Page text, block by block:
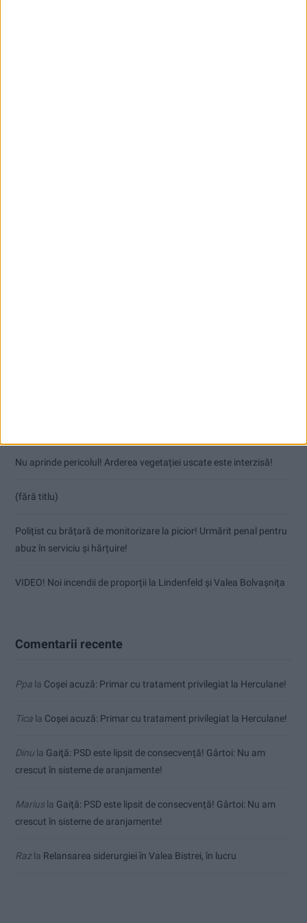
Nu aprinde pericolul! Arderea vegetației uscate este interzisă!
(fără titlu)
Polițist cu brățară de monitorizare la picior! Urmărit penal pentru
abuz în serviciu și hărțuire!
VIDEO! Noi incendii de proporții la Lindenfeld și Valea Bolvașnița
Comentarii recente
Ppa la Coșei acuză: Primar cu tratament privilegiat la Herculane!
Tica la Coșei acuză: Primar cu tratament privilegiat la Herculane!
Dinu la Gaiţă: PSD este lipsit de consecvență! Gârtoi: Nu am
crescut în sisteme de aranjamente!
Mariusla Gaiţă: PSD este lipsit de consecvență! Gârtoi: Nu am
crescut în sisteme de aranjamente!
Razla Relansarea siderurgiei în Valea Bistrei, în lucru